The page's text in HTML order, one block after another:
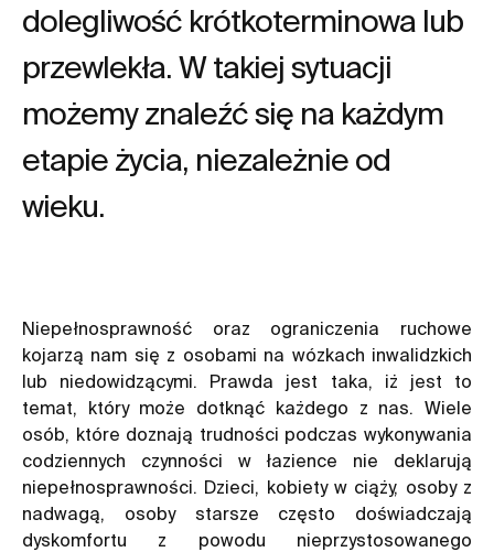
dolegliwość krótkoterminowa lub
przewlekła. W takiej sytuacji
możemy znaleźć się na każdym
etapie życia, niezależnie od
wieku.
Niepełnosprawność oraz ograniczenia ruchowe
kojarzą nam się z osobami na wózkach inwalidzkich
lub niedowidzącymi. Prawda jest taka, iż jest to
temat, który może dotknąć każdego z nas. Wiele
osób, które doznają trudności podczas wykonywania
codziennych czynności w łazience nie deklarują
niepełnosprawności. Dzieci, kobiety w ciąży, osoby z
nadwagą, osoby starsze często doświadczają
dyskomfortu z powodu nieprzystosowanego